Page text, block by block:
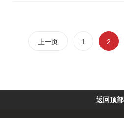
上一页 1 2
返回顶部